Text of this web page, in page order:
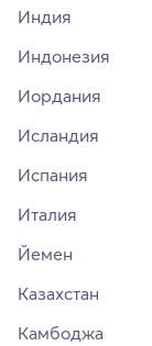
Индия
Индонезия
Иордания
Исландия
Испания
Италия
Йемен
Казахстан
Камбоджа